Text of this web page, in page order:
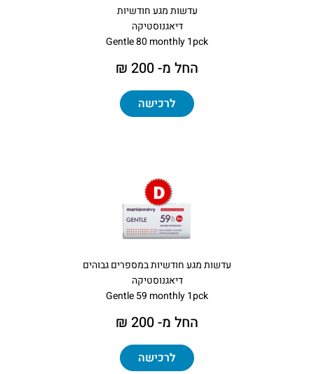
עדשות מגע חודשיות
דיאגנוסטיקה
Gentle 80 monthly 1pck
החל מ- 200 ₪
לרכישה
עדשות מגע חודשיות במספרים גבוהים
דיאגנוסטיקה
Gentle 59 monthly 1pck
החל מ- 200 ₪
לרכישה